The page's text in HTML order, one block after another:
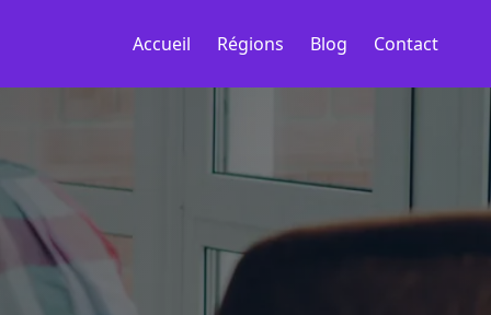
Accueil Régions Blog Contact